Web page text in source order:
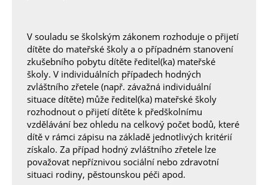
V souladu se školským zákonem rozhoduje o přijetí
dítěte do mateřské školy a o případném stanovení
zkušebního pobytu dítěte ředitel(ka) mateřské
školy. V individuálních případech hodných
zvláštního zřetele (např. závažná individuální
situace dítěte) může ředitel(ka) mateřské školy
rozhodnout o přijetí dítěte k předškolnímu
vzdělávání bez ohledu na celkový počet bodů, které
dítě v rámci zápisu na základě jednotlivých kritérií
získalo. Za případ hodný zvláštního zřetele lze
považovat nepříznivou sociální nebo zdravotní
situaci rodiny, pěstounskou péči apod.